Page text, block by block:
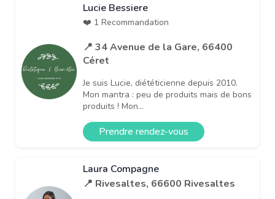
Lucie Bessiere
❤️ 1 Recommandation
📍 34 Avenue de la Gare, 66400
Céret
Je suis Lucie, diététicienne depuis 2010.
Mon mantra : peu de produits mais de bons
produits ! Mon...
Prendre rendez-vous
Laura Compagne
📍 Rivesaltes, 66600 Rivesaltes